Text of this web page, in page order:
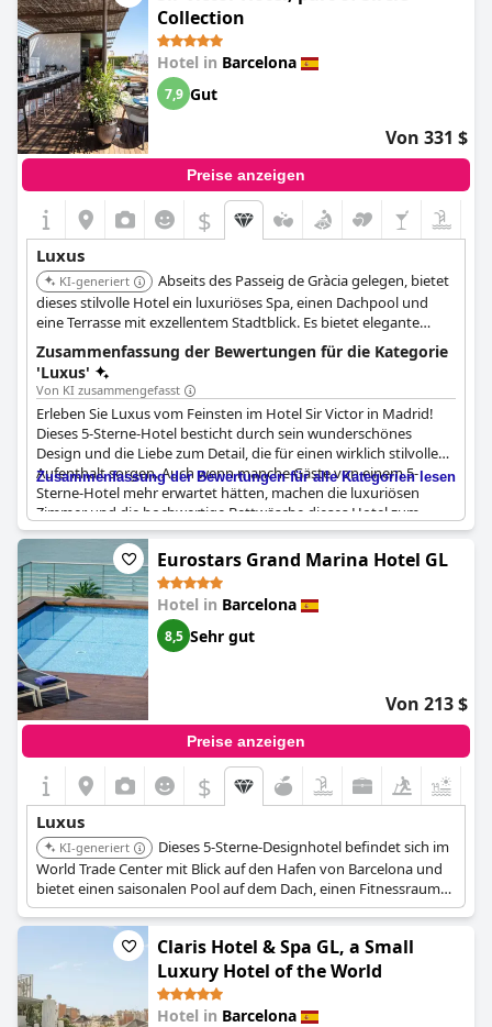
Collection
Hotel in Barcelona
7,9 Gut
Von 331 $
Preise anzeigen
$
Luxus
KI-generiert
Abseits des Passeig de Gràcia gelegen, bietet
dieses stilvolle Hotel ein luxuriöses Spa, einen Dachpool und
eine Terrasse mit exzellentem Stadtblick. Es bietet elegante
Zimmer und Restaurants vor Ort.
Zusammenfassung der Bewertungen für die Kategorie
'Luxus'
Von KI zusammengefasst
Erleben Sie Luxus vom Feinsten im Hotel Sir Victor in Madrid!
Dieses 5-Sterne-Hotel besticht durch sein wunderschönes
Design und die Liebe zum Detail, die für einen wirklich stilvollen
Aufenthalt sorgen. Auch wenn manche Gäste von einem 5-
Sterne-Hotel mehr erwartet hätten, machen die luxuriösen
Zimmer und die hochwertige Bettwäsche dieses Hotel zum
besten der Stadt. Die Lage des Hotels könnte nicht perfekter
sein, und der großartige Service sorgt dafür, dass sich die Gäste
während ihres Aufenthalts wirklich verwöhnt fühlen. Auch wenn
einige Kritiker enttäuscht waren, weil das Hotel nicht den
Erwartungen eines 5-Sterne-Hotels entsprach, so ist es doch
insgesamt ein luxuriöses Erlebnis, das man sich nicht entgehen
lassen sollte.
Zusammenfassung der Bewertungen für alle Kategorien lesen
Eurostars Grand Marina Hotel GL
Hotel in Barcelona
8,5 Sehr gut
Von 213 $
Preise anzeigen
$
Luxus
KI-generiert
Dieses 5-Sterne-Designhotel befindet sich im
World Trade Center mit Blick auf den Hafen von Barcelona und
bietet einen saisonalen Pool auf dem Dach, einen Fitnessraum
und Wellnesseinrichtungen wie ein Tauchbecken, einen
Whirlpool und eine Sauna.
Claris Hotel & Spa GL, a Small
Luxury Hotel of the World
Hotel in Barcelona